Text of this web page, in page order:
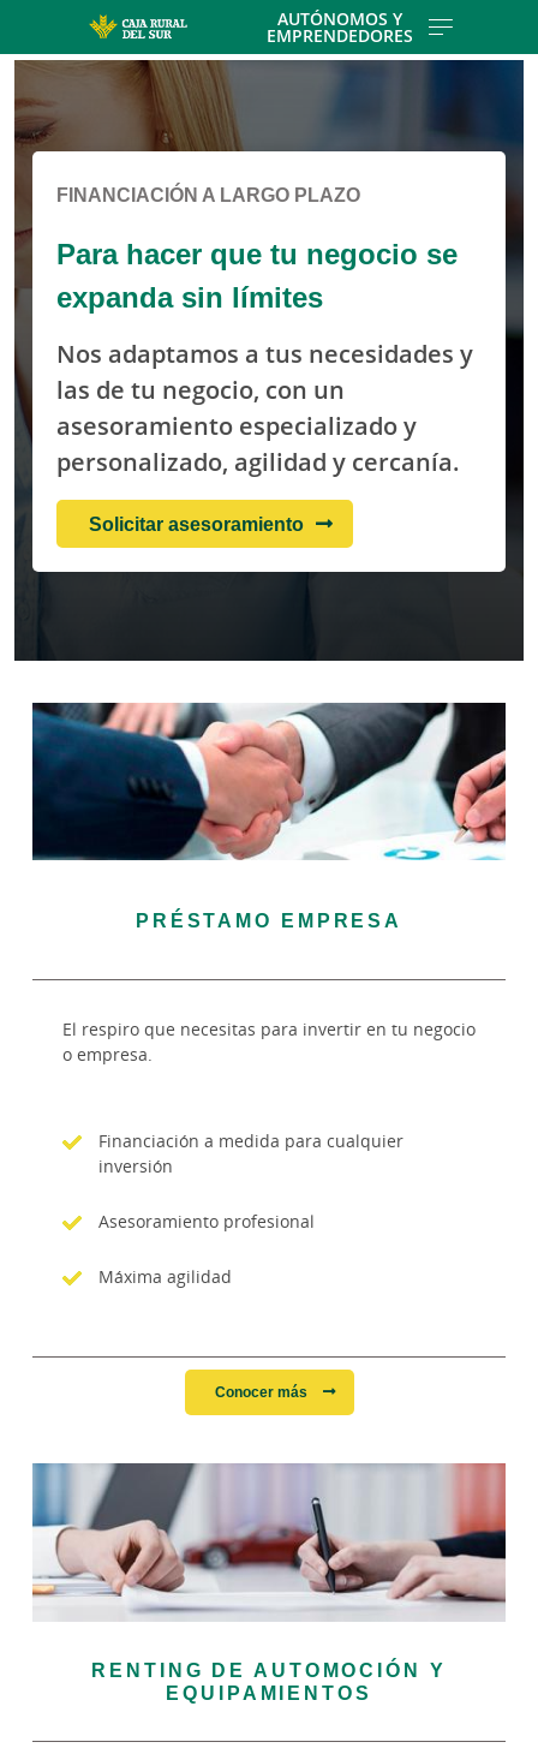
Skip to main contentt
AUTÓNOMOS Y
EMPRENDEDORES
Cargando contenido, por favor espere...
FINANCIACIÓN A LARGO PLAZO
Para hacer que tu negocio se
expanda sin límites
Nos adaptamos a tus necesidades y
las de tu negocio, con un
asesoramiento especializado y
personalizado, agilidad y cercanía.
Solicitar asesoramiento
PRÉSTAMO EMPRESA
El respiro que necesitas para invertir en tu negocio
o empresa.
Financiación a medida para cualquier
inversión
Asesoramiento profesional
Máxima agilidad
Conocer más
RENTING DE AUTOMOCIÓN Y
EQUIPAMIENTOS